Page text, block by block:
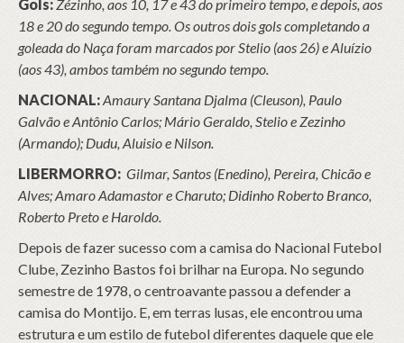
Gols:Zézinho, aos 10, 17 e 43 do primeiro tempo, e depois, aos
18 e 20 do segundo tempo. Os outros dois gols completando a
goleada do Naça foram marcados por Stelio (aos 26) e Aluízio
(aos 43), ambos também no segundo tempo.
NACIONAL:Amaury Santana Djalma (Cleuson), Paulo
Galvão e Antônio Carlos; Mário Geraldo, Stelio e Zezinho
(Armando); Dudu, Aluisio e Nilson.
LIBERMORRO: Gilmar, Santos (Enedino), Pereira, Chicão e
Alves; Amaro Adamastor e Charuto; Didinho Roberto Branco,
Roberto Preto e Haroldo.
Depois de fazer sucesso com a camisa do Nacional Futebol
Clube, Zezinho Bastos foi brilhar na Europa. No segundo
semestre de 1978, o centroavante passou a defender a
camisa do Montijo. E, em terras lusas, ele encontrou uma
estrutura e um estilo de futebol diferentes daquele que ele